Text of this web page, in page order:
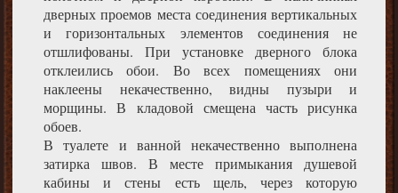
дверных проемов места соединения вертикальных
и горизонтальных элементов соединения не
отшлифованы. При установке дверного блока
отклеились обои. Во всех помещениях они
наклеены некачественно, видны пузыри и
морщины. В кладовой смещена часть рисунка
обоев.
В туалете и ванной некачественно выполнена
затирка швов. В месте примыкания душевой
кабины и стены есть щель, через которую